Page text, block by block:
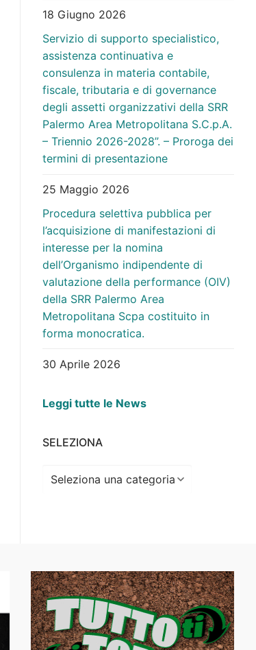
18 Giugno 2026
Servizio di supporto specialistico,
assistenza continuativa e
consulenza in materia contabile,
fiscale, tributaria e di governance
degli assetti organizzativi della SRR
Palermo Area Metropolitana S.C.p.A.
– Triennio 2026-2028”. – Proroga dei
termini di presentazione
25 Maggio 2026
Procedura selettiva pubblica per
l’acquisizione di manifestazioni di
interesse per la nomina
dell’Organismo indipendente di
valutazione della performance (OIV)
della SRR Palermo Area
Metropolitana Scpa costituito in
forma monocratica.
30 Aprile 2026
Leggi tutte le News
SELEZIONA
Seleziona